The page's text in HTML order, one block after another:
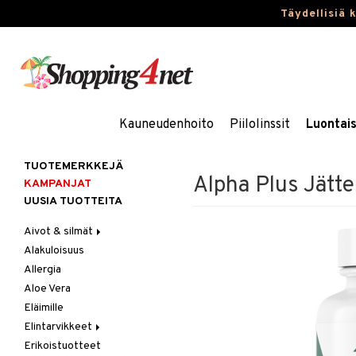
Täydellisiä
Kauneudenhoito Piilolinssit
Alpha Plus
TUOTEMERKKEJÄ
KAMPANJAT
UUSIA TUOTTEITA
Aivot & silmät
Muisti
Rasvahapot
Silmät
Alakuloisuus
Allergia
Aloe Vera
Eläimille
Elintarvikkeet
Hedelmät & pähkinät
Erikoistuotteet